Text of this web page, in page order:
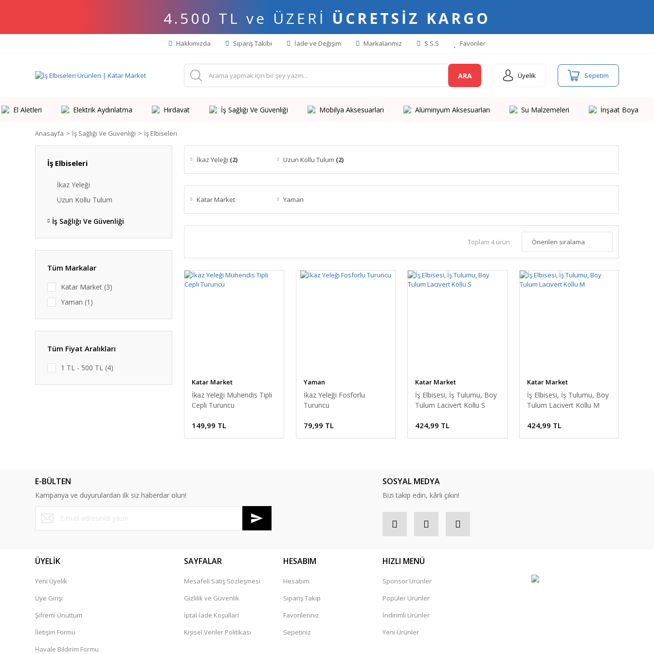
4.500 TL ve ÜZERİ ÜCRETSİZ KARGO
Hakkımızda Sipariş Takibi İade ve Değişim Markalarımız S.S.S Favoriler
ARA Üyelik Sepetim
El Aletleri Elektrik Aydınlatma Hırdavat İş Sağlığı Ve Güvenliği Mobilya Aksesuarları Alüminyum Aksesuarları Su Malzemeleri İnşaat Boya
Anasayfa İş Sağlığı Ve Güvenliği İş Elbiseleri
İş Elbiseleri
İkaz Yeleği
Uzun Kollu Tulum
İş Sağlığı Ve Güvenliği
Tüm Markalar
Katar Market (3)
Yaman (1)
Tüm Fiyat Aralıkları
1 TL - 500 TL (4)
İkaz Yeleği (2) Uzun Kollu Tulum (2)
Katar Market Yaman
Toplam 4 ürün
Katar Market
İkaz Yeleği Mühendis Tipli
Cepli Turuncu
149,99 TL
Yaman
İkaz Yeleği Fosforlu
Turuncu
79,99 TL
Katar Market
İş Elbisesi, İş Tulumu, Boy
Tulum Lacivert Kollu S
424,99 TL
Katar Market
İş Elbisesi, İş Tulumu, Boy
Tulum Lacivert Kollu M
424,99 TL
E-BÜLTEN
Kampanya ve duyurulardan ilk siz haberdar olun!
SOSYAL MEDYA
Bizi takip edin, kârlı çıkın!
ÜYELİK
Yeni Üyelik
Üye Girişi
Şifremi Unuttum
İletişim Formu
Havale Bildirim Formu
SAYFALAR
Mesafeli Satış Sözleşmesi
Gizlilik ve Güvenlik
İptal İade Koşullari
Kişisel Veriler Politikası
HESABIM
Hesabım
Sipariş Takip
Favorileriniz
Sepetiniz
HIZLI MENÜ
Sponsor Ürünler
Popüler Ürünler
İndirimli Ürünler
Yeni Ürünler